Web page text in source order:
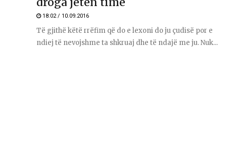
18:02 / 10.09.2016
Të gjithë këtë rrëfim që do e lexoni do ju çudisë por e
ndiej të nevojshme ta shkruaj dhe të ndajë me ju. Nuk...